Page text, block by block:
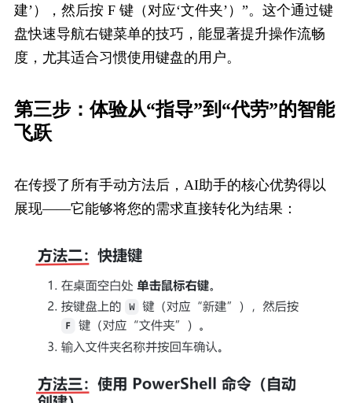
建’），然后按 F 键（对应‘文件夹’）”。这个通过键
盘快速导航右键菜单的技巧，能显著提升操作流畅
度，尤其适合习惯使用键盘的用户。
第三步：体验从“指​导”到“代劳”的智能
飞跃
在传授了所有手动方法后，AI助手的核心优势得以
展现——它能够将您的需求直接转化为结果：